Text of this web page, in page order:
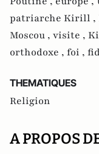
patriarche Kirill ,
Moscou , visite ,
orthodoxe , foi ,
THEMATIQUES
Religion
A PROPOS